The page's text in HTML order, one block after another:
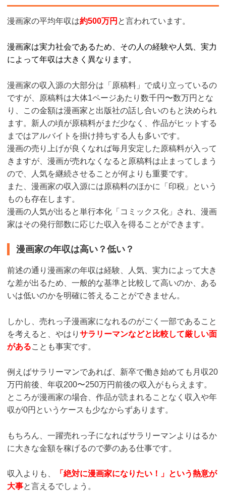
漫画家の平均年収は約500万円 と言われています。
漫画家は実力社会であるため、その人の経験や人気、実力
によって年収は大きく異なります。
漫画家の収入源の大部分は「原稿料」で成り立っているの
ですが、原稿料は大体1ページあたり数千円〜数万円とな
り、この金額は漫画家と出版社の話し合いのもと決められ
ます。新人の頃が原稿料がまだ少なく、作品がヒットする
まではアルバイトを掛け持ちする人も多いです。
漫画の売り上げが良くなれば毎月安定した原稿料が入って
きますが、漫画が売れなくなると原稿料は止まってしまう
ので、人気を継続させることが何よりも重要です。
また、漫画家の収入源には原稿料のほかに「印税」という
ものも存在します。
漫画の人気が出ると単行本化「コミックス化」され、漫画
家はその発行部数に応じた収入を得ることができます。
漫画家の年収は高い？低い？
前述の通り漫画家の年収は経験、人気、実力によって大き
な差が出るため、一般的な基準と比較して高いのか、ある
いは低いのかを明確に答えることができません。
しかし、売れっ子漫画家になれるのがごく一部であること
を考えると、やはりサラリーマンなどと比較して厳しい面
があることも事実です。
例えばサラリーマンであれば、新卒で働き始めても月収20
万円前後、年収200〜250万円前後の収入がもらえます。
ところが漫画家の場合、作品が読まれることなく収入や年
収が0円というケースも少なからずあります。
もちろん、一躍売れっ子になればサラリーマンよりはるか
に大きな金額を稼げるので夢のある仕事です。
収入よりも、
「絶対に漫画家になりたい！」という熱意が
大事と言えるでしょう。